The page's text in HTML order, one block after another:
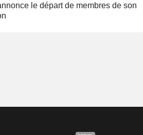
le départ de membres de son